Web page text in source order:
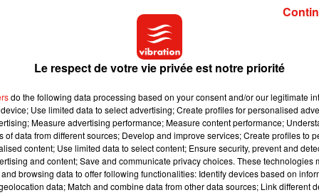
faits. Son état dépressif en serait à l'origine.
appartement situé boulevard Carnot à
lors d’une permission qu’il avait obtenue du Centre de santé
les pompiers sont entrés pour maîtriser les flammes, qui ont
suspect aurait expliqué aux autorités avoir voulu mettre fin à
Le respect de votre vie privée est notre priorité
do the following data processing based on your consent and/or our legitimate
Use limited data to select advertising; Create profiles for personalised
Measure advertising performance; Measure content performance;
of data from different sources; Develop and improve services; Create profiles to
content; Use limited data to select content; Ensure security, prevent and
and content; Save and communicate privacy choices. These technologies
browsing data to offer following functionalities: Identify devices based on
data; Match and combine data from other data sources; Link different